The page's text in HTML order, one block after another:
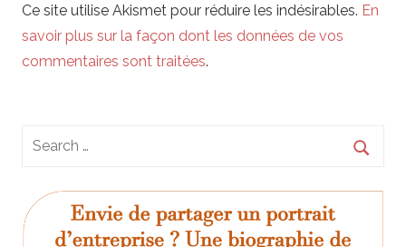
Ce site utilise Akismet pour réduire les indésirables. En
savoir plus sur la façon dont les données de vos
commentaires sont traitées.